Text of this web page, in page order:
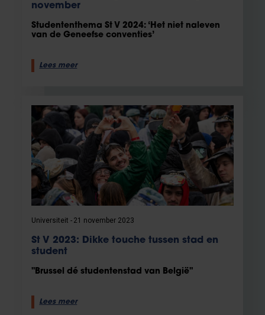
november
Studententhema St V 2024: ‘Het niet naleven
van de Geneefse conventies’
Lees meer
Universiteit 21 november 2023
St V 2023: Dikke touche tussen stad en
student
"Brussel dé studentenstad van België"
Lees meer